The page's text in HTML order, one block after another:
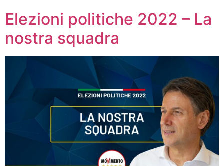
Elezioni politiche 2022 – La
nostra squadra